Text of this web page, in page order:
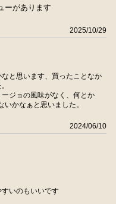
ーがあります
2025/10/29
と思います、買ったことなか
ジョの風味がなく、何とか
かなぁと思いました。
2024/06/10
いのもいいです